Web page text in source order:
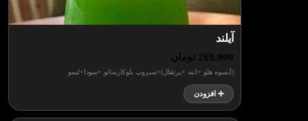
آیلند
269,000 تومان
(آبمیوه هلو +انبه +پرتقال)+سیروپ بلوکارسائو +سودا+لیمو
➕ افزودن